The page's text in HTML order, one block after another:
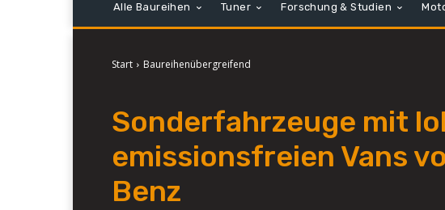
Alle Baureihen Tuner Forschung & Studien
Start Baureihenübergreifend
Sonderfahrzeuge mit
emissionsfreien Vans
Benz